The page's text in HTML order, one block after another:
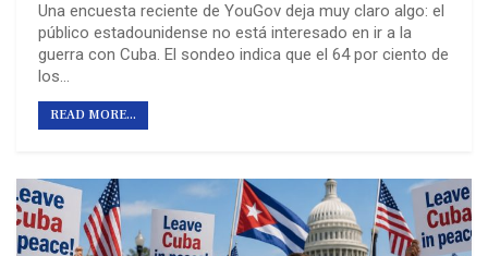
Una encuesta reciente de YouGov deja muy claro algo: el
público estadounidense no está interesado en ir a la
guerra con Cuba. El sondeo indica que el 64 por ciento de
los…
READ MORE...